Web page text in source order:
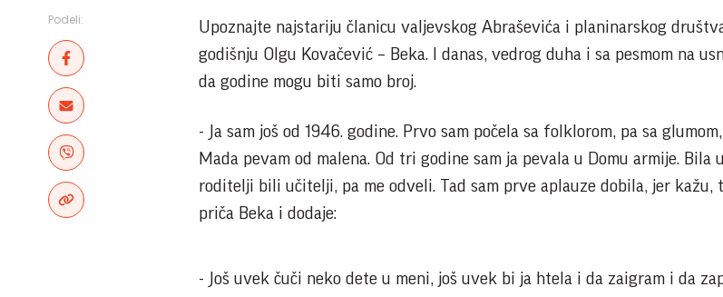
Podeli:
Upoznajte najstariju članicu valjevskog Abraševića i planinarskog
godišnju Olgu Kovačević – Beka. I danas, vedrog duha i sa pesmom na
da godine mogu biti samo broj.
- Ja sam još od 1946. godine. Prvo sam počela sa folklorom, pa sa
Mada pevam od malena. Od tri godine sam ja pevala u Domu armije. Bila
roditelji bili učitelji, pa me odveli. Tad sam prve aplauze dobila, jer kažu,
priča Beka i dodaje:
- Još uvek čuči neko dete u meni, još uvek bi ja htela i da zaigram i da